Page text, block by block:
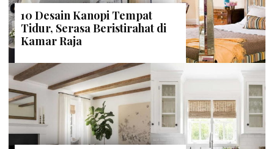
10 Desain Kanopi Tempat
Tidur, Serasa Beristirahat di
Kamar Raja